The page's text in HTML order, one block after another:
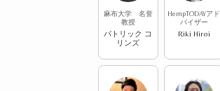
麻布大学 名誉
教授
パトリック コ
リンズ
HempTODAYアド
バイザー
Riki Hiroi